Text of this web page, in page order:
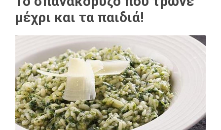
μέχρι και τα παιδιά!